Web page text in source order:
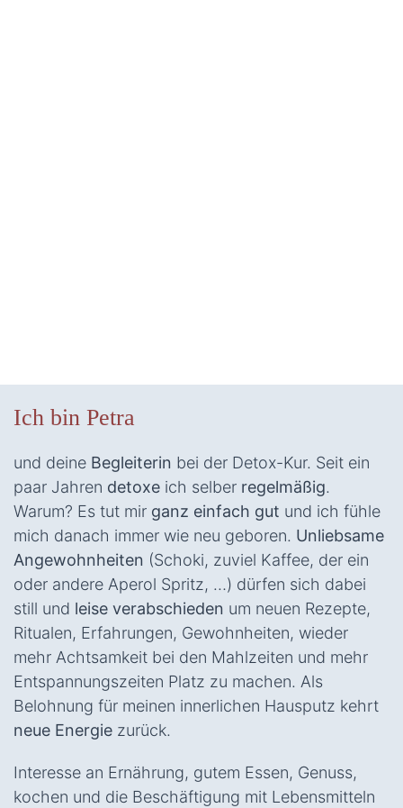
Ich bin Petra
und deine Begleiterin bei der Detox-Kur. Seit ein
paar Jahren detoxe ich selber regelmäßig.
Warum? Es tut mir ganz einfach gut und ich fühle
mich danach immer wie neu geboren. Unliebsame
Angewohnheiten (Schoki, zuviel Kaffee, der ein
oder andere Aperol Spritz, …) dürfen sich dabei
still und leise verabschieden um neuen Rezepte,
Ritualen, Erfahrungen, Gewohnheiten, wieder
mehr Achtsamkeit bei den Mahlzeiten und mehr
Entspannungszeiten Platz zu machen. Als
Belohnung für meinen innerlichen Hausputz kehrt
neue Energie zurück.
Interesse an Ernährung, gutem Essen, Genuss,
kochen und die Beschäftigung mit Lebensmitteln